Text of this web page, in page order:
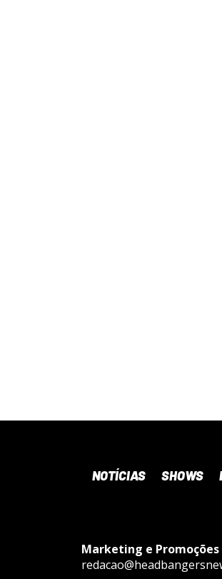
NOTÍCIAS SHOWS
Marketing e Promoções